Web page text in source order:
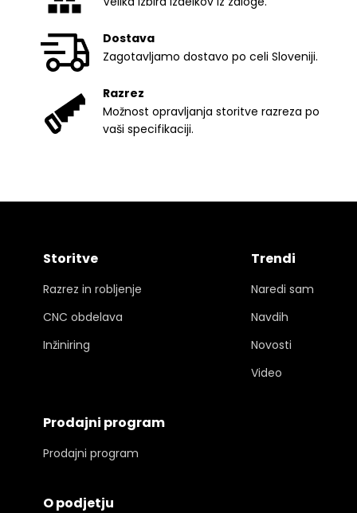
Dostava
Zagotavljamo dostavo po celi Sloveniji.
Razrez
Možnost opravljanja storitve razreza po
vaši specifikaciji.
Storitve
Razrez in robljenje
CNC obdelava
Inžiniring
Trendi
Naredi sam
Navdih
Novosti
Video
Prodajni program
Prodajni program
O podjetju